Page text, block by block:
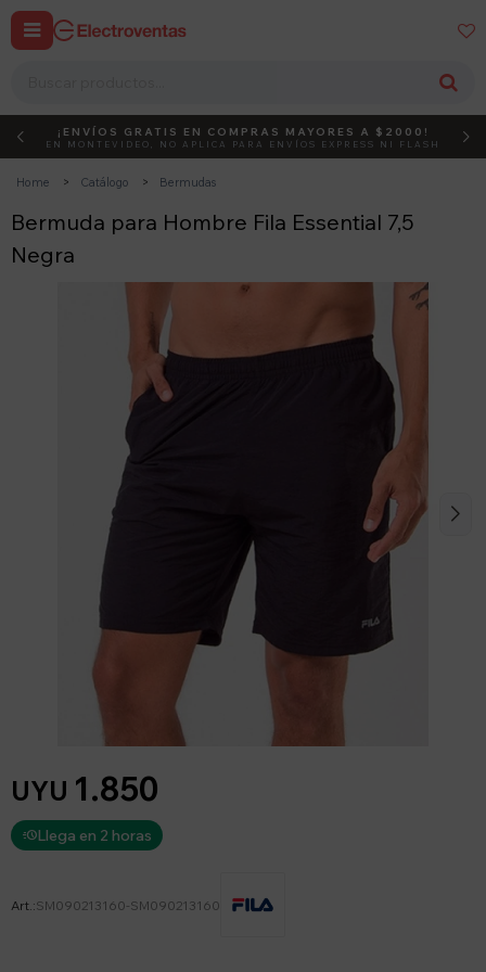
 
DEBUT ACTIVÁ EL CÓDIGO
¡ENVÍOS GRATIS EN COMPRAS MAYORES A $2000!
EN MONTEVIDEO, NO APLICA PARA ENVÍOS EXPRESS NI FLASH
Home Catálogo Bermudas
Bermuda para Hombre Fila Essential 7,5
Negra
UYU 1.850
Llega en 2 horas
SM090213160-SM090213160